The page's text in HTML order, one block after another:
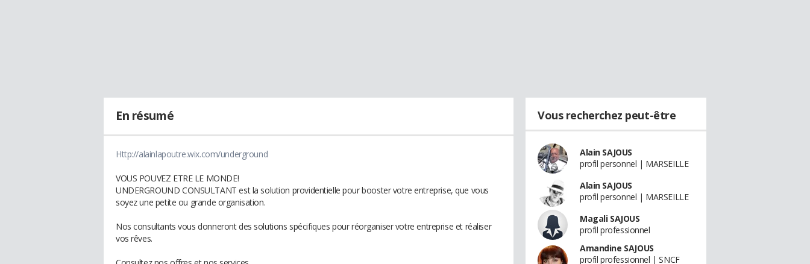
En résumé
Http://alainlapoutre.wix.com/underground
VOUS POUVEZ ETRE LE MONDE!
UNDERGROUND CONSULTANT est la solution providentielle pour booster votre entreprise, que vous
soyez une petite ou grande organisation.
Nos consultants vous donneront des solutions spécifiques pour réorganiser votre entreprise et réaliser
vos rêves.
Vous recherchez peut-être
Alain SAJOUS
profil personnel | MARSEILLE
Alain SAJOUS
profil personnel | MARSEILLE
Magali SAJOUS
profil professionnel
Amandine SAJOUS
profil professionnel | SNCF